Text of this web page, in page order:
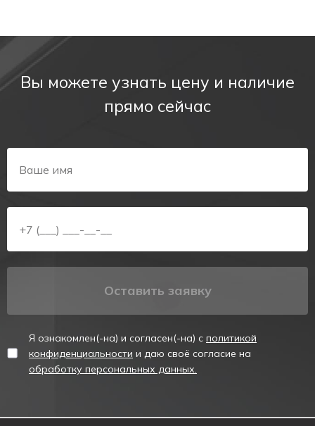
Ключевые преимущества указателя
Pelastus PL-P14 «Пожарный Гидрант»
Четкая идентификация пожарного оборудования:
расстояния.
Энергоэффективность и долговечность:
LED-светодиоды обеспечивают равномерную подсветку
при минимальном энергопотреблении и обладают
Автономная работа:встроенная никель-кадмиевая (Ni-
Cd) аккумуляторная батарея обеспечивает
при перебоях в электросети.
Контроль исправности: прибор оснащен светодиодным
индикатором заряда и кнопкой «Тест» для быстрой
Вы можете узнать цену и наличие
прямо сейчас
Оставить заявку
Я ознакомлен(-на) и согласен(-на) с политикой
конфиденциальности и даю своё согласие на
обработку персональных данных.